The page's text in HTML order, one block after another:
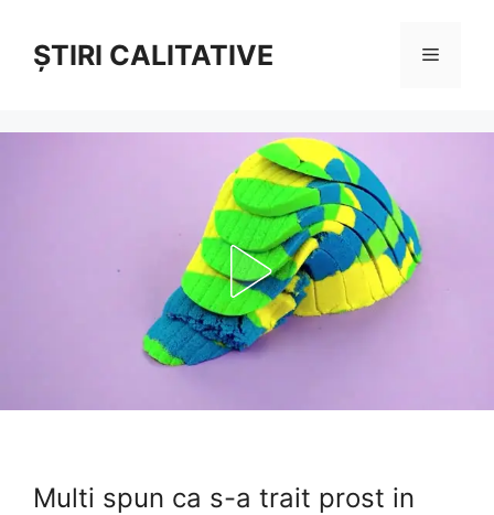
conținutȘTIRI CALITATIVE Meniu
Multi spun ca s-a trait prost in